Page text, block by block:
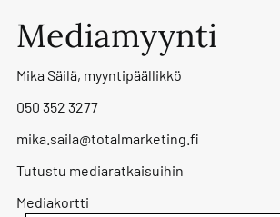
Mediamyynti
Mika Säilä, myyntipäällikkö
050 352 3277
mika.saila@totalmarketing.fi
Tutustu mediaratkaisuihin
Mediakortti